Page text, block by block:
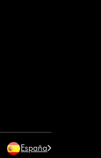
España